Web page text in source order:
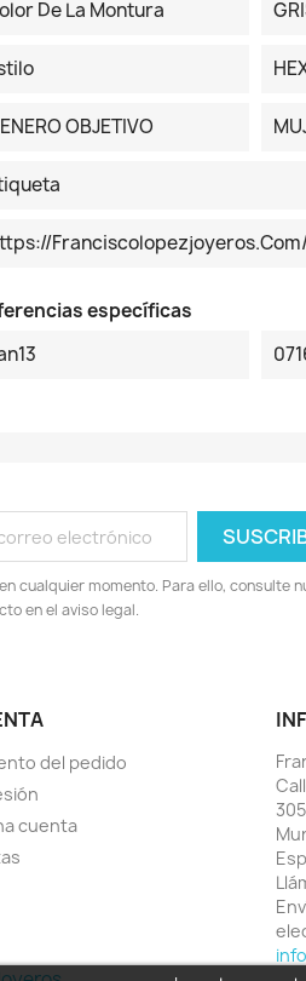
De La Montura
OBJETIVO
específicas
cualquier momento. Para ello, consulte
en el aviso legal.
del pedido
cuenta